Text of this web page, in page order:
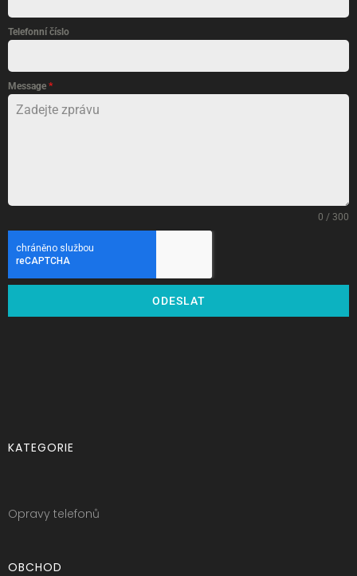
Telefonní číslo
Message *
0 / 300
ODESLAT
KATEGORIE
Opravy telefonů
OBCHOD